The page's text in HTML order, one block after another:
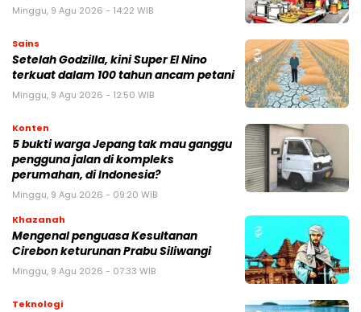
Minggu, 9 Agu 2026 - 14:22 WIB
Sains
Setelah Godzilla, kini Super El Nino
terkuat dalam 100 tahun ancam petani
Minggu, 9 Agu 2026 - 12:50 WIB
Konten
5 bukti warga Jepang tak mau ganggu
pengguna jalan di kompleks
perumahan, di Indonesia?
Minggu, 9 Agu 2026 - 09:20 WIB
Khazanah
Mengenal penguasa Kesultanan
Cirebon keturunan Prabu Siliwangi
Minggu, 9 Agu 2026 - 07:33 WIB
Teknologi